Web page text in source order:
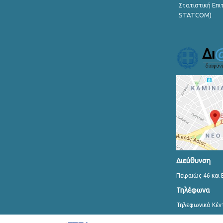
Στατιστική
STATCOM)
Διεύθυνση
Πειραιώς 46
Τηλέφωνα
Τηλεφωνικό